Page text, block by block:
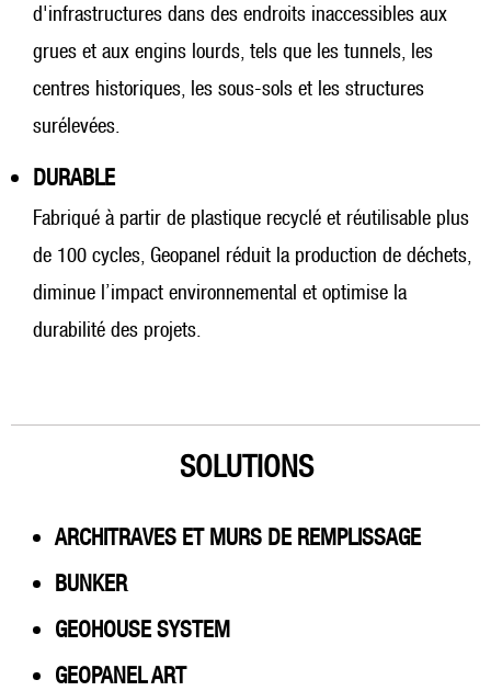
d'infrastructures dans des endroits inaccessibles aux
grues et aux engins lourds, tels que les tunnels, les
centres historiques, les sous-sols et les structures
surélevées.
DURABLE
Fabriqué à partir de plastique recyclé et réutilisable plus
de 100 cycles, Geopanel réduit la production de déchets,
diminue l’impact environnemental et optimise la
durabilité des projets.
SOLUTIONS
ARCHITRAVES ET MURS DE REMPLISSAGE
BUNKER
GEOHOUSE SYSTEM
GEOPANEL ART